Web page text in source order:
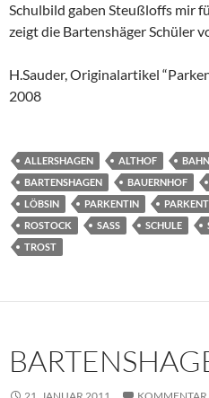
Schulbild gaben Steußloffs mir
zeigt die Bartenshäger Schüler
H.Sauder, Originalartikel
2008
ALLERSHAGEN ALTHOF
BARTENSHAGEN
BAUERNHOF
LÖBSIN
PARKENTIN
ROSTOCK
SASS SCHULE
TROST